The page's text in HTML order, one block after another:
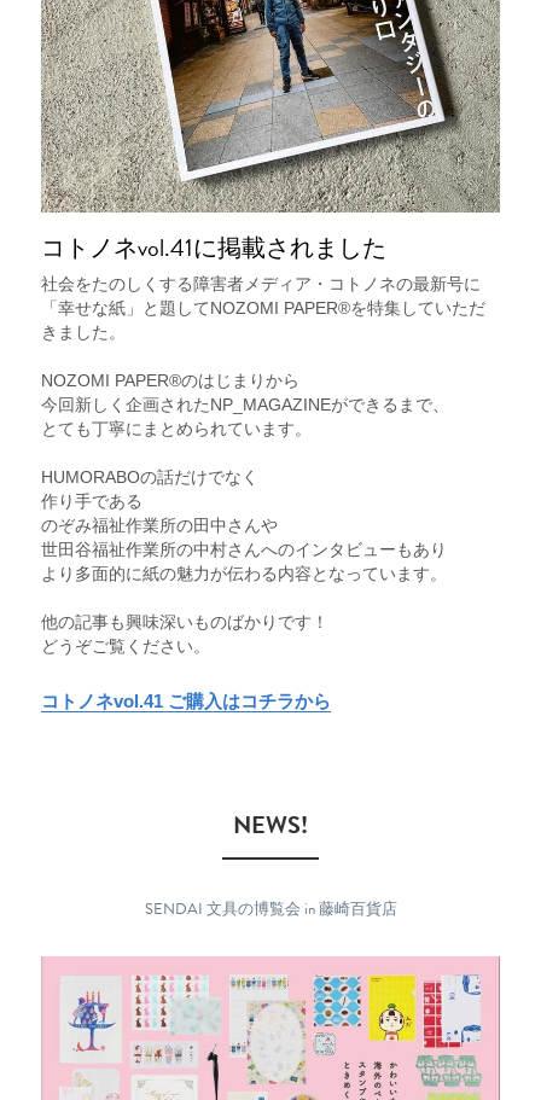
コトノネvol.41に掲載されました
社会をたのしくする障害者メディア・コトノネの最新号に
「幸せな紙」と題してNOZOMI PAPER®︎を特集していただ
きました。
NOZOMI PAPER®︎のはじまりから
今回新しく企画されたNP_MAGAZINEができるまで、
とても丁寧にまとめられています。
HUMORABOの話だけでなく
作り手である
のぞみ福祉作業所の田中さんや
世田谷福祉作業所の中村さんへのインタビューもあり
より多面的に紙の魅力が伝わる内容となっています。
他の記事も興味深いものばかりです！
どうぞご覧ください。
コトノネvol.41 ご購入はコチラから
NEWS!
SENDAI 文具の博覧会 in 藤崎百貨店